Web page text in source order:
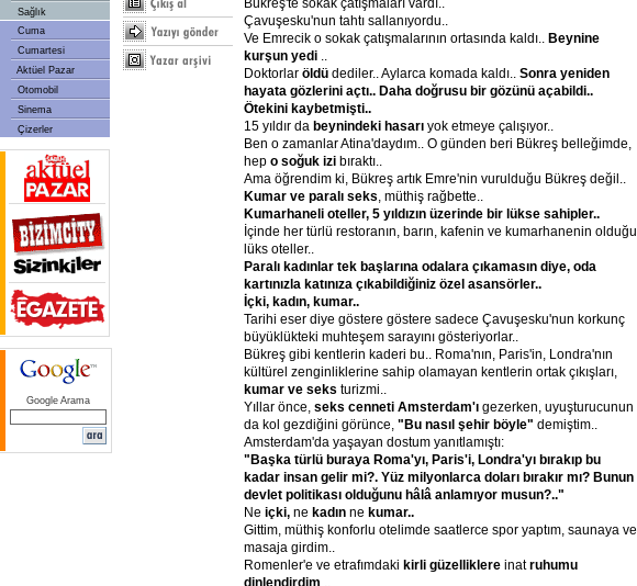
Sağlık
Cuma
Cumartesi
Aktüel Pazar
Otomobil
Sinema
Çizerler
Google Arama
Çavuşesku'nun tahtı sallanıyordu..
Ve Emrecik o sokak çatışmalarının ortasında kaldı.. Beynine
kurşun yedi
Doktorlar öldü dediler.. Aylarca komada kaldı.. Sonra yeniden
hayata gözlerini açtı.. Daha doğrusu bir gözünü açabildi..
Ötekini kaybetmişti..
15 yıldır da beynindeki hasarı yok etmeye çalışıyor..
Ben o zamanlar Atina'daydım.. O günden beri Bükreş belleğimde,
hep o soğuk izi bıraktı..
Ama öğrendim ki, Bükreş artık Emre'nin vurulduğu Bükreş değil..
Kumar ve paralı seks , müthiş rağbette..
Kumarhaneli oteller, 5 yıldızın üzerinde bir lükse sahipler..
İçinde her türlü restoranın, barın, kafenin ve kumarhanenin olduğu
lüks oteller..
Paralı kadınlar tek başlarına odalara çıkamasın diye, oda
kartınızla katınıza çıkabildiğiniz özel asansörler..
İçki, kadın, kumar..
Tarihi eser diye göstere göstere sadece Çavuşesku'nun korkunç
büyüklükteki muhteşem sarayını gösteriyorlar..
Bükreş gibi kentlerin kaderi bu.. Roma'nın, Paris'in, Londra'nın
kültürel zenginliklerine sahip olamayan kentlerin ortak çıkışları,
kumar ve seks turizmi..
Yıllar önce, seks cenneti Amsterdam'ı gezerken, uyuşturucunun
da kol gezdiğini görünce, "Bu nasıl şehir böyle" demiştim..
Amsterdam'da yaşayan dostum yanıtlamıştı:
"Başka türlü buraya Roma'yı, Paris'i, Londra'yı bırakıp bu
kadar insan gelir mi?. Yüz milyonlarca doları bırakır mı? Bunun
devlet politikası olduğunu hâlâ anlamıyor musun?.."
Ne içki, ne kadın ne kumar..
Gittim, müthiş konforlu otelimde saatlerce spor yaptım, saunaya ve
masaja girdim..
Romenler'e ve etrafımdaki kirli güzelliklere inatruhumu
dinlendirdim